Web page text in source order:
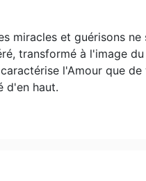
miracles et guérisons ne
transformé à l'image
l'Amour que
d'en haut.